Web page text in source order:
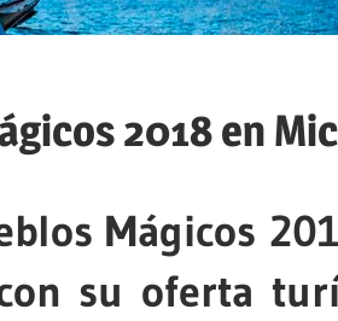
2018 en
Mágicos
su oferta